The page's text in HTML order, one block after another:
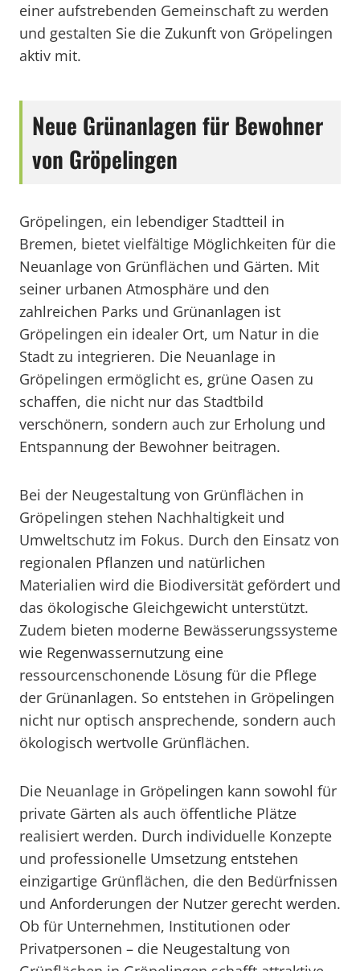
einer aufstrebenden Gemeinschaft zu werden
und gestalten Sie die Zukunft von Gröpelingen
aktiv mit.
Neue Grünanlagen für Bewohner
von Gröpelingen
Gröpelingen, ein lebendiger Stadtteil in
Bremen, bietet vielfältige Möglichkeiten für die
Neuanlage von Grünflächen und Gärten. Mit
seiner urbanen Atmosphäre und den
zahlreichen Parks und Grünanlagen ist
Gröpelingen ein idealer Ort, um Natur in die
Stadt zu integrieren. Die Neuanlage in
Gröpelingen ermöglicht es, grüne Oasen zu
schaffen, die nicht nur das Stadtbild
verschönern, sondern auch zur Erholung und
Entspannung der Bewohner beitragen.
Bei der Neugestaltung von Grünflächen in
Gröpelingen stehen Nachhaltigkeit und
Umweltschutz im Fokus. Durch den Einsatz von
regionalen Pflanzen und natürlichen
Materialien wird die Biodiversität gefördert und
das ökologische Gleichgewicht unterstützt.
Zudem bieten moderne Bewässerungssysteme
wie Regenwassernutzung eine
ressourcenschonende Lösung für die Pflege
der Grünanlagen. So entstehen in Gröpelingen
nicht nur optisch ansprechende, sondern auch
ökologisch wertvolle Grünflächen.
Die Neuanlage in Gröpelingen kann sowohl für
private Gärten als auch öffentliche Plätze
realisiert werden. Durch individuelle Konzepte
und professionelle Umsetzung entstehen
einzigartige Grünflächen, die den Bedürfnissen
und Anforderungen der Nutzer gerecht werden.
Ob für Unternehmen, Institutionen oder
Privatpersonen – die Neugestaltung von